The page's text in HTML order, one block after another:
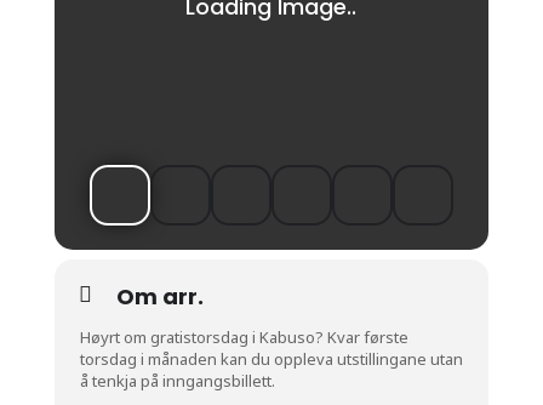
Om arr.
Høyrt om gratistorsdag i Kabuso? Kvar første
torsdag i månaden kan du oppleva utstillingane utan
å tenkja på inngangsbillett.